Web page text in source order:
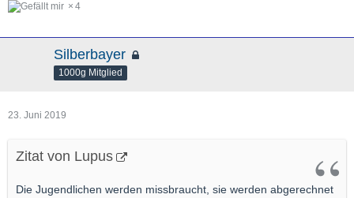
4
Silberbayer
1000g Mitglied
23. Juni 2019
Zitat von Lupus
Die Jugendlichen werden missbraucht, sie werden abgerechnet